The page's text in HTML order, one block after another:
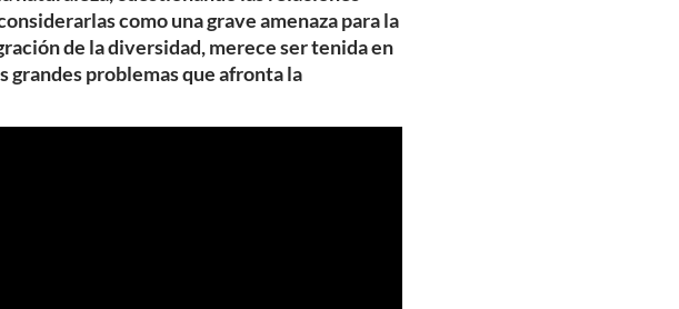
como una grave amenaza para la
de la diversidad, merece ser tenida en
grandes problemas que afronta la